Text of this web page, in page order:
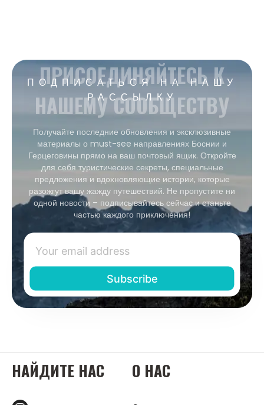
ПОДПИСАТЬСЯ НА НАШУ
РАССЫЛКУ
ПРИСОЕДИНЯЙТЕСЬ К
НАШЕМУ СООБЩЕСТВУ
Получайте последние обновления и эксклюзивные
материалы о must-see направлениях Боснии и
Герцеговины прямо на ваш почтовый ящик. Откройте
для себя туристические секреты, специальные
предложения и вдохновляющие истории, которые
разожгут вашу жажду путешествий. Не пропустите ни
одной новости – подписывайтесь сейчас и станьте
частью каждого приключения!
НАЙДИТЕ НАС О НАС